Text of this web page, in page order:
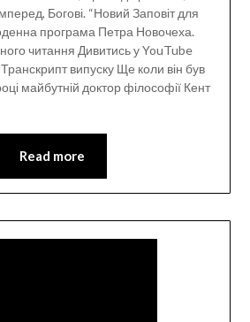
Богові. “Новий Заповіт для
програма Петра Новочеха.
читання Дивитись у YouTube
випуску Ще коли він був
майбутній доктор філософії Кент
Read more